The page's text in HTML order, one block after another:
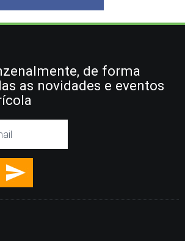
de forma
as novidades e eventos